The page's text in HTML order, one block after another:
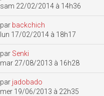
sam 22/02/2014 à 14h36
par backchich
lun 17/02/2014 à 18h17
par Senki
mar 27/08/2013 à 16h28
par jadobado
mer 19/06/2013 à 22h35